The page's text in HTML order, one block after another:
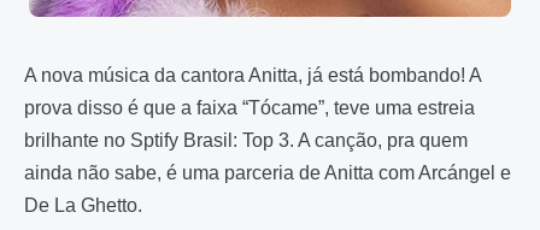
A nova música da cantora Anitta, já está bombando! A
prova disso é que a faixa “Tócame”, teve uma estreia
brilhante no Sptify Brasil: Top 3. A canção, pra quem
ainda não sabe, é uma parceria de Anitta com Arcángel e
De La Ghetto.